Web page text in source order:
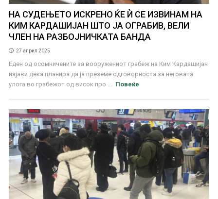
НА СУДЕЊЕТО ИСКРЕНО ЌЕ Ѝ СЕ ИЗВИНАМ НА
КИМ КАРДАШИЈАН ШТО ЈА ОГРАБИВ, ВЕЛИ
ЧЛЕН НА РАЗБОЈНИЧКАТА БАНДА
27 април 2025
Еден од осомничените за вооружениот грабеж на Ким Кардашијан
изјави дека планира да ја преземе одговорноста за неговата
улога во грабежот од висок про ...
Повеќе